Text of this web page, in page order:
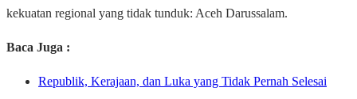
kekuatan regional yang tidak tunduk: Aceh Darussalam.
Baca Juga :
Republik, Kerajaan, dan Luka yang Tidak Pernah Selesai